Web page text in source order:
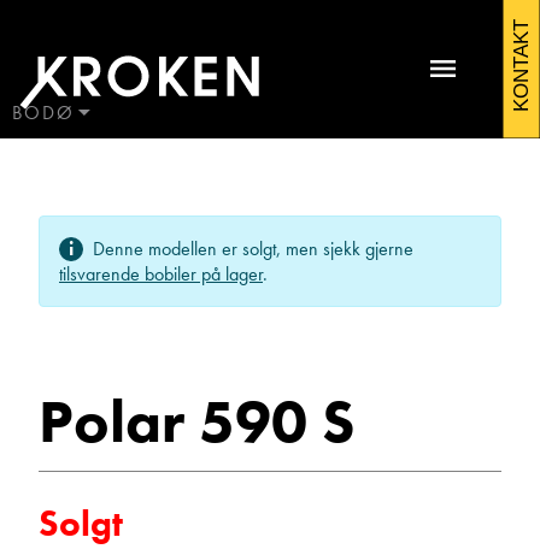
590
S
Campingvogner
BODØ
ÅLESUND
ÅNDALSNES
KONTAKT
Denne modellen er solgt, men sjekk gjerne
tilsvarende bobiler på lager.
Polar 590 S
Solgt